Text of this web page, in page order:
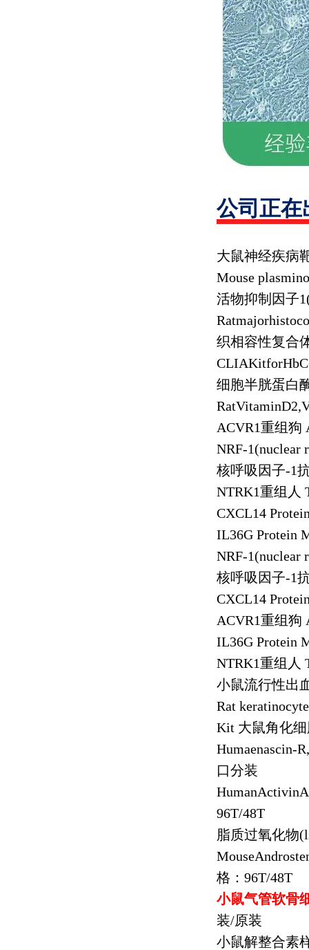
公司正在
大鼠神经疾病
Mouse
活物抑制因子
织相容性复合
细胞半胱蛋白
ACVR1重组狗
NRF-1(nuclear
核呼吸因子-1
NTRK1重组人
CXCL14
IL36G Protein
NRF-1(nuclear
核呼吸因子-1
CXCL14
ACVR1重组狗
IL36G Protein
NTRK1重组人
小鼠流行性出
Rat
Kit 大鼠角化
Humaenascin-
口分装
96T/48T
脂质过氧化物
格： 96T/48T
小鼠气管软骨
装/原装
小鼠解整合素